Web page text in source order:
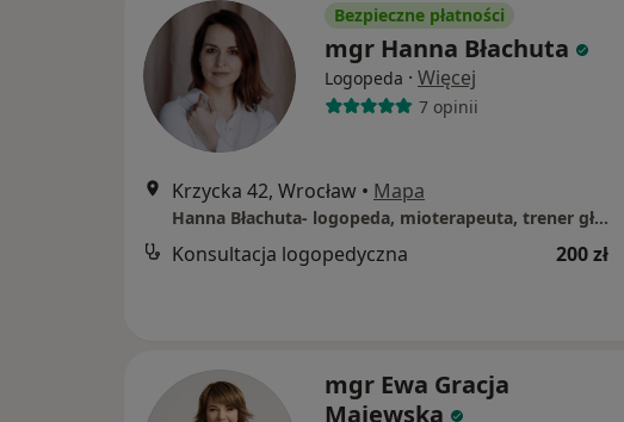
Bezpieczne płatności
mgr Hanna Błachuta
Logopeda · Więcej
7 opinii
Krzycka 42, Wrocław • Mapa
Hanna Błachuta- logopeda, mioterapeuta, trener głosu
Konsultacja logopedyczna 200 zł
mgr Ewa Gracja
Majewska